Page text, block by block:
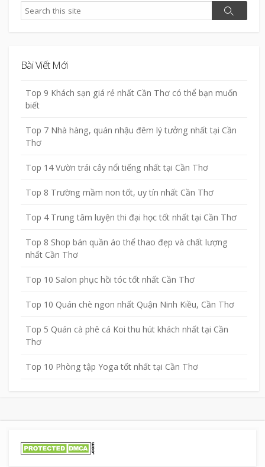
Search
Search
Bài Viết Mới
Top 9 Khách sạn giá rẻ nhất Cần Thơ có thể bạn muốn
biết
Top 7 Nhà hàng, quán nhậu đêm lý tưởng nhất tại Cần
Thơ
Top 14 Vườn trái cây nổi tiếng nhất tại Cần Thơ
Top 8 Trường mầm non tốt, uy tín nhất Cần Thơ
Top 4 Trung tâm luyện thi đại học tốt nhất tại Cần Thơ
Top 8 Shop bán quần áo thể thao đẹp và chất lượng
nhất Cần Thơ
Top 10 Salon phục hồi tóc tốt nhất Cần Thơ
Top 10 Quán chè ngon nhất Quận Ninh Kiều, Cần Thơ
Top 5 Quán cà phê cá Koi thu hút khách nhất tại Cần
Thơ
Top 10 Phòng tập Yoga tốt nhất tại Cần Thơ